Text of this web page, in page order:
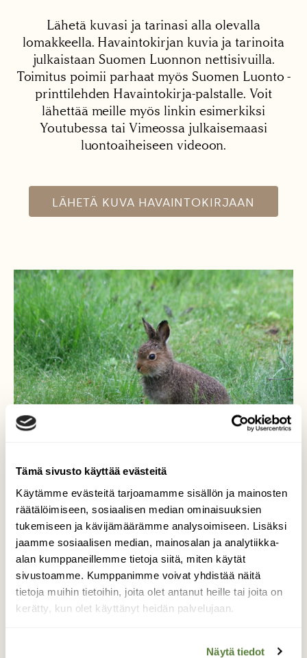
Tämä sivusto käyttää evästeitä
Käytämme evästeitä tarjoamamme sisällön ja mainosten
räätälöimiseen, sosiaalisen median ominaisuuksien
tukemiseen ja kävijämäärämme analysoimiseen. Lisäksi
jaamme sosiaalisen median, mainosalan ja analytiikka-
alan kumppaneillemme tietoja siitä, miten käytät
sivustoamme. Kumppanimme voivat yhdistää näitä
tietoja muihin tietoihin, joita olet antanut heille tai joita on
kerätty, kun olet käyttänyt heidän palvelujaan.
Näytä tiedot
Lähetä kuvasi ja tarinasi alla olevalla
lomakkeella. Havaintokirjan kuvia ja tarinoita
julkaistaan Suomen Luonnon nettisivuilla.
Toimitus poimii parhaat myös Suomen Luonto -
printtilehden Havaintokirja-palstalle. Voit
lähettää meille myös linkin esimerkiksi
Youtubessa tai Vimeossa julkaisemaasi
luontoaiheiseen videoon.
LÄHETÄ KUVA HAVAINTOKIRJAAN
Rusakonpoikaset
Rusakon poikaset opettelevat itsenäiseen
elämään. Niitä on ilmestynyt kolme
kappaletta piha-alueelle. Kasvimaa on ollut
pakko aidata, kun salaattipenkki jostain
syystä tuntuu kiinnostavan.
Valokuvaaja: Hannu. Rasiranta, Hauho 9.6.2020